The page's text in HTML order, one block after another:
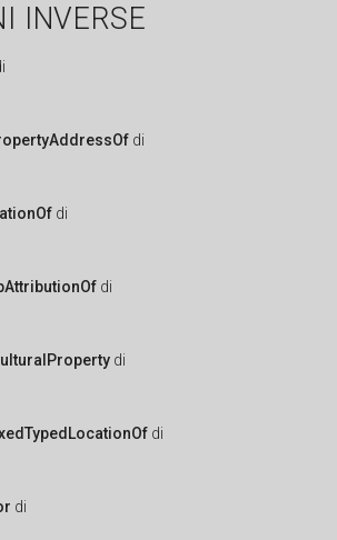
INVERSE
di
di
di
di
di
di